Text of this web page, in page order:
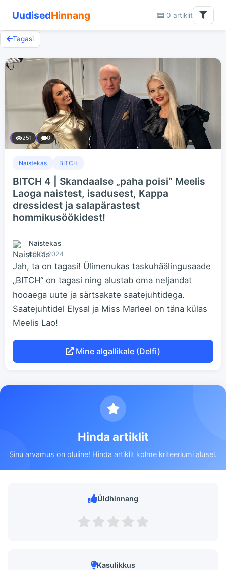
UudisedHinnang 0 artiklit
Tagasi
251 0
Naistekas BITCH
BITCH 4 | Skandaalse „paha poisi“ Meelis
Laoga naistest, isadusest, Kappa
dressidest ja salapärastest
hommikusöökidest!
Naistekas
06.01.2024
Jah, ta on tagasi! Ülimenukas taskuhäälingusaade
„BITCH“ on tagasi ning alustab oma neljandat
hooaega uute ja särtsakate saatejuhtidega.
Saatejuhtidel Elysal ja Miss Marleel on täna külas
Meelis Lao!
Mine algallikale (Delfi)
Hinda artiklit
Sinu arvamus on oluline! Hinda artiklit kolme kriteeriumi alusel.
Üldhinnang
Kasulikkus